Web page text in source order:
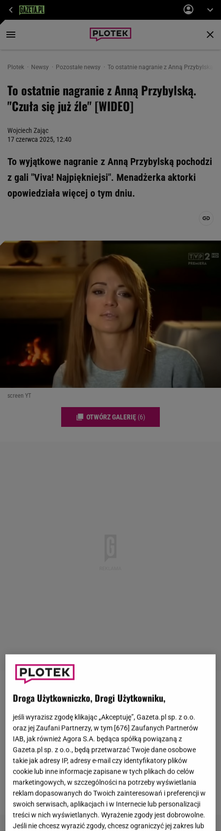
Plotek Newsy Pozostałe newsy To ostatnie nagranie z Anną Przybylską.
To ostatnie nagranie z Anną Przybylską.
"Czuła się już źle" [WIDEO]
Wojciech Zając
17 czerwca 2025, 12:40
To wyjątkowe nagranie z Anną Przybylską pochodzi
z gali "Viva! Najpiękniejsi". Menadżerka aktorki
opowiedziała więcej o tym dniu.
screen YT
OTWÓRZ GALERIĘ (6)
Anna Przybylskazmarła 5 października 2014 roku.
Ostatnie oficjalne wystąpienie gwiazdy
odbyło się
podczas gali "Viva! Najpiękniejsi". Ze względów
zdrowotnych nie pojawiła się na uroczystości, ale na
przygotowanym nagraniu podziękowała widzom i
fanom za nagrodę. Po latach menadżerka
Przybylskiejzdradziła, że aktorka czuła się wtedy już
bardzo źle.
Droga Użytkowniczko, Drogi Użytkowniku,
jeśli wyrazisz zgodę klikając „Akceptuję”, Gazeta.pl sp. z o.o.
oraz jej Zaufani Partnerzy, w tym [676] Zaufanych Partnerów
IAB, jak również Agora S.A. będąca spółką powiązaną z
Gazeta.pl sp. z o.o., będą przetwarzać Twoje dane osobowe
takie jak adresy IP, adresy e-mail czy identyfikatory plików
cookie lub inne informacje zapisane w tych plikach do celów
marketingowych, w szczególności na potrzeby wyświetlania
reklam dopasowanych do Twoich zainteresowań i preferencji w
swoich serwisach, aplikacjach i w Internecie lub personalizacji
treści w nich wyświetlanych. Wyrażenie zgody jest dobrowolne.
Jeśli nie chcesz wyrazić zgody, chcesz ograniczyć jej zakres lub